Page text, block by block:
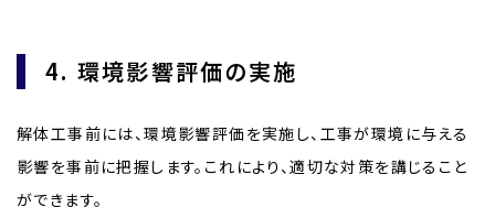
4. 環境影響評価の実施
解体工事前には、環境影響評価を実施し、工事が環境に与える
影響を事前に把握します。これにより、適切な対策を講じること
ができます。